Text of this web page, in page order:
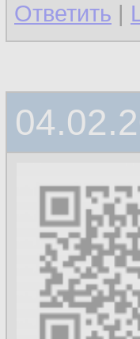
Ответить |